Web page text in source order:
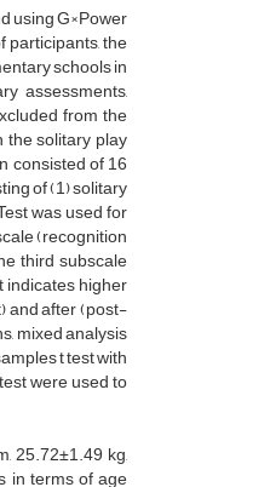
using G×Power
participants, the
schools in
assessments,
from the
the solitary play
consisted of 16
of (1) solitary
was used for
(recognition
third subscale
indicates higher
and after (post-
mixed analysis
t test with
were used to
25.72±1.49 kg,
in terms of age